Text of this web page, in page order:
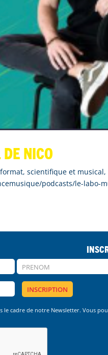
Nico
scientifique et
podcasts/le-labo-
le cadre de notre Newsletter. Vous